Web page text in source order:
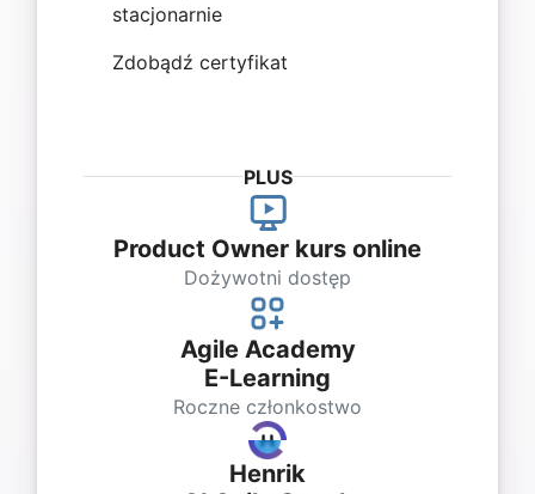
stacjonarnie
Zdobądź certyfikat
PLUS
Product Owner kurs online
Dożywotni dostęp
Agile Academy
E-Learning
Roczne członkostwo
Henrik